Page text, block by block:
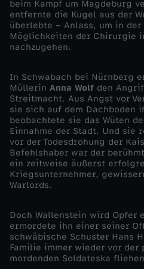
D
r
e
i
ß
i
g
j
ä
beim Kampf um Magdeburg
entfernte die Kugel aus der
überlebte – Anlass, um in der
Möglichkeiten der Chirurgie
nachzugehen.
In Schwabach bei Nürnberg
Müllerin Anna Wolf den
Streitmacht. Aus Angst vor
sie sich auf dem Dachboden
beobachtete sie das Wüten
Einnahme der Stadt. Und sie
vor der Todesdrohung der
Befehlshaber war der
ein zeitweise äußerst
Kriegsunternehmer,
Warlords.
Doch Wallenstein wird Opfer
ermordete ihn einer seiner
schwäbische Schuster Hans
Familie immer wieder vor der
mordenden Soldateska